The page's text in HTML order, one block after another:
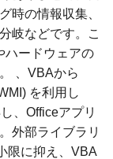
時の情報収集、
岐などです。こ
ハードウェアの
、VBAから
を利用し
、Officeアプリ
外部ライブラリ
限に抑え、VBA